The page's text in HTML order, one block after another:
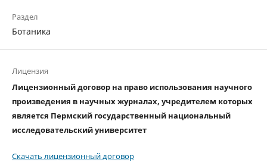
Раздел
Ботаника
Лицензия
Лицензионный договор на право использования научного
произведения в научных журналах, учредителем которых
является Пермский государственный национальный
исследовательский университет
Скачать лицензионный договор